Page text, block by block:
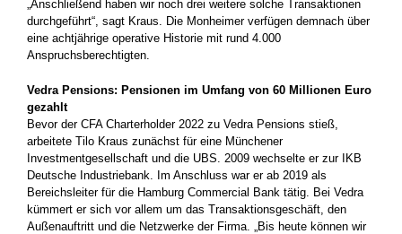
„Anschließend haben wir noch drei weitere solche Transaktionen
durchgeführt“, sagt Kraus. Die Monheimer verfügen demnach über
eine achtjährige operative Historie mit rund 4.000
Anspruchsberechtigten.
Vedra Pensions: Pensionen im Umfang von 60 Millionen Euro
gezahlt
Bevor der CFA Charterholder 2022 zu Vedra Pensions stieß,
arbeitete Tilo Kraus zunächst für eine Münchener
Investmentgesellschaft und die UBS. 2009 wechselte er zur IKB
Deutsche Industriebank. Im Anschluss war er ab 2019 als
Bereichsleiter für die Hamburg Commercial Bank tätig. Bei Vedra
kümmert er sich vor allem um das Transaktionsgeschäft, den
Außenauftritt und die Netzwerke der Firma. „Bis heute können wir